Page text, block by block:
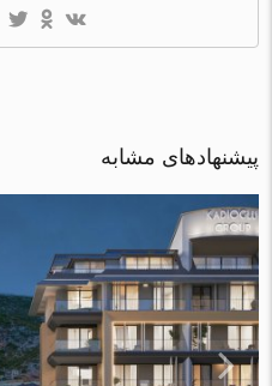
پیشنهادهای مشابه